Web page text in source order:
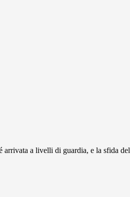
arrivata a livelli di guardia, e la sfida